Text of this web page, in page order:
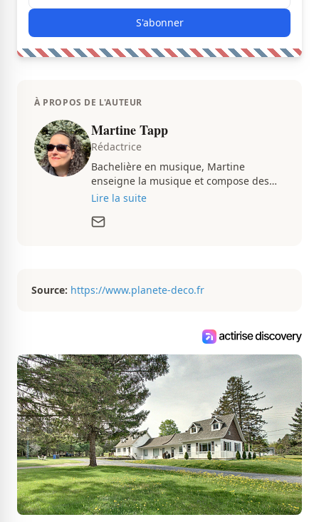
S'abonner
À PROPOS DE L'AUTEUR
Martine Tapp
Rédactrice
Bachelière en musique, Martine
enseigne la musique et compose des
pièces musicales pendant ses temps
d’aménagement intérieur, elle suit de
Lire la suite
Source: https://www.planete-deco.fr